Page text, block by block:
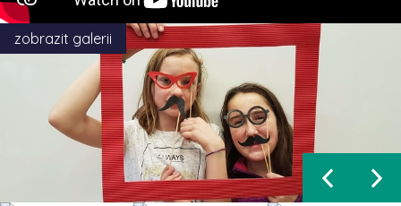
zobrazit galerii